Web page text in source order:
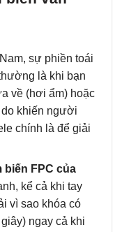
sự phiền toái
là khi bạn
về (hơi ẩm) hoặc
do khiến người
chính là để giải
biến FPC của
kể cả khi tay
vì sao khóa có
ngay cả khi